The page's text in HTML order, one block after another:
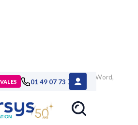
01 49 07 73 73
métiers
Formation TOSA® Word,